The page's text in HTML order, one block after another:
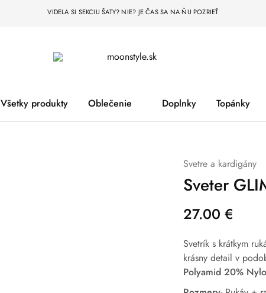
VIDELA SI SEKCIU ŠATY? NIE? JE ČAS SA NA ŇU POZRIEŤ
moonstyle.sk
Všetky produkty Oblečenie Doplnky Topánky
Svetre a kardigány
Sveter
27.00 €
Svetrík s krátkym
krásny detail v
Polyamid 20%